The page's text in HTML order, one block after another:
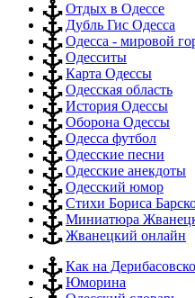
Отдых в Одессе
Дубль Гис Одесса
Одесса - мировой
Одесситы
Карта Одессы
Одесская область
История Одессы
Оборона Одессы
Одесса футбол
Одесские песни
Одесские анекдоты
Одесский юмор
Стихи Бориса
Миниатюра
Жванецкий онлайн
Как на
Юморина